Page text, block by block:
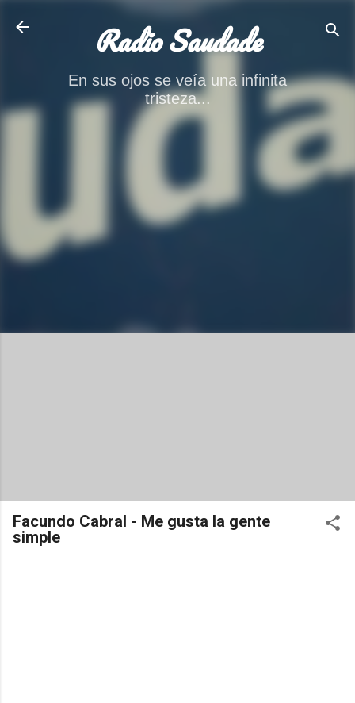
Radio Saudade
En sus ojos se veía una infinita
tristeza...
Facundo Cabral - Me gusta la gente
simple